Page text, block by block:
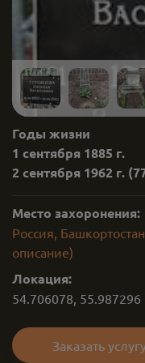
Годы жизни
1 сентября 1885 г.
2 сентября 1962 г.
Место захоронения:
Россия,
описание)
Локация:
54.706078, 55.987296
Заказать